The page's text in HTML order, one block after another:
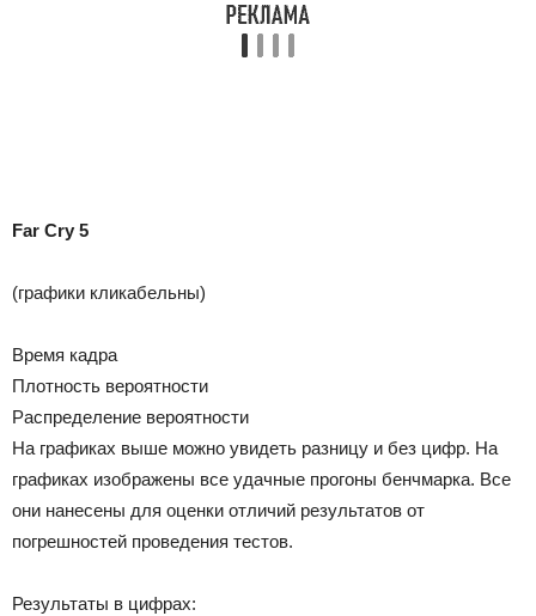
Far Cry 5
(графики кликабельны)
Время кадра
Плотность вероятности
Распределение вероятности
На графиках выше можно увидеть разницу и без цифр. На
графиках изображены все удачные прогоны бенчмарка. Все
они нанесены для оценки отличий результатов от
погрешностей проведения тестов.
Результаты в цифрах: